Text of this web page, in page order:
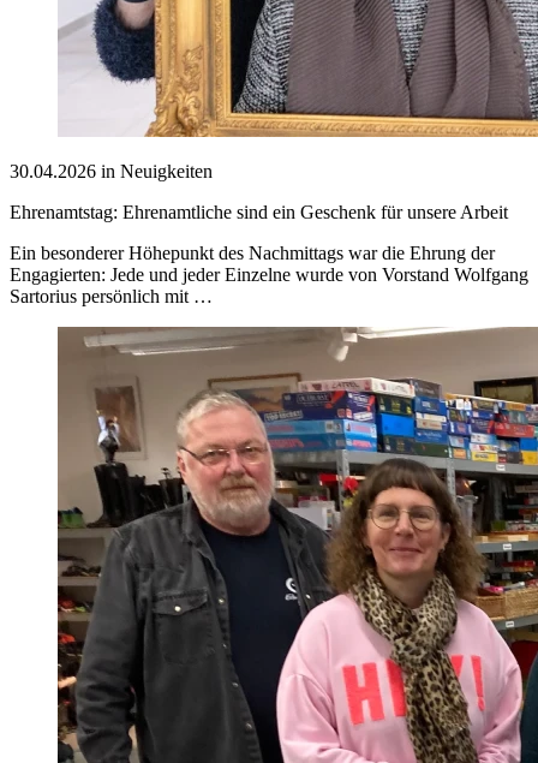
30.04.2026 in Neuigkeiten
Ehrenamtstag: Ehrenamtliche sind ein Geschenk für unsere Arbeit
Ein besonderer Höhepunkt des Nachmittags war die Ehrung der
Engagierten: Jede und jeder Einzelne wurde von Vorstand Wolfgang
Sartorius persönlich mit …